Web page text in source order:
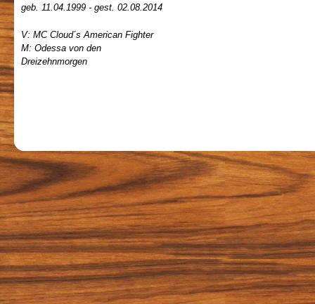
geb. 11.04.1999 - gest. 02.08.2014
V: MC Cloud´s American Fighter
M: Odessa von den
Dreizehnmorgen